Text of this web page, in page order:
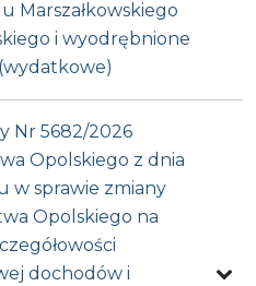
Marszałkowskiego
i wyodrębnione
Nr 5682/2026
Opolskiego z dnia
w sprawie zmiany
Opolskiego na
dochodów i